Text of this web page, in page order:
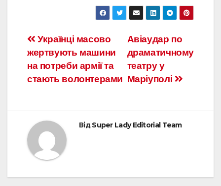
Авіаудар по
драматичному
театру у
Маріуполі
Українці масово
жертвують машини
на потреби армії та
стають волонтерами
ВідSuper Lady Editorial Team